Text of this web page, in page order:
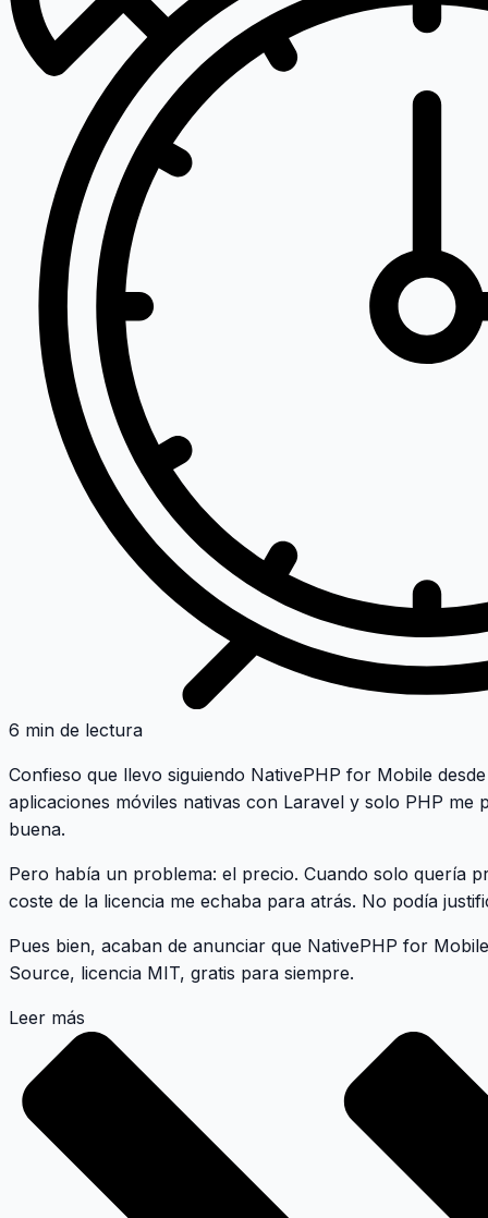
6 min de lectura
Confieso que llevo siguiendo NativePHP for Mobile
aplicaciones móviles nativas con Laravel y solo PHP me
buena.
Pero había un problema: el precio. Cuando solo quería
coste de la licencia me echaba para atrás. No podía
Pues bien, acaban de anunciar que NativePHP for
Source, licencia MIT, gratis para siempre.
Leer más